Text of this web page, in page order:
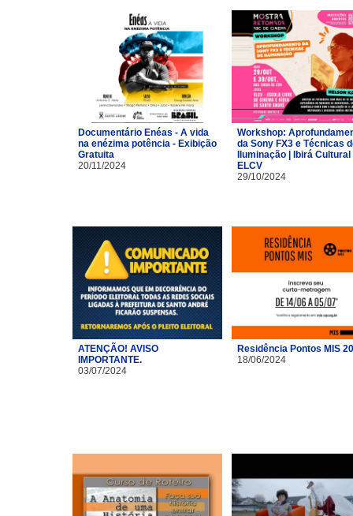
Documentário Enéas - A vida
na enézima potência - Exibição
Gratuita
20/11/2024
Workshop:
da Sony FX3 e Técnicas
Iluminação | Ibirá Cultural
ELCV
29/10/2024
ATENÇÃO! AVISO
IMPORTANTE.
03/07/2024
Residência Pontos MIS
18/06/2024